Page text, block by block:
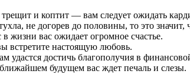
и коптит — вам следует ожидать
не догорев до половины, то это
жизни вас ожидает огромное счастье.
встретите настоящую любовь.
удастся достичь благополучия в
будущем вас ждет печаль и слезы.